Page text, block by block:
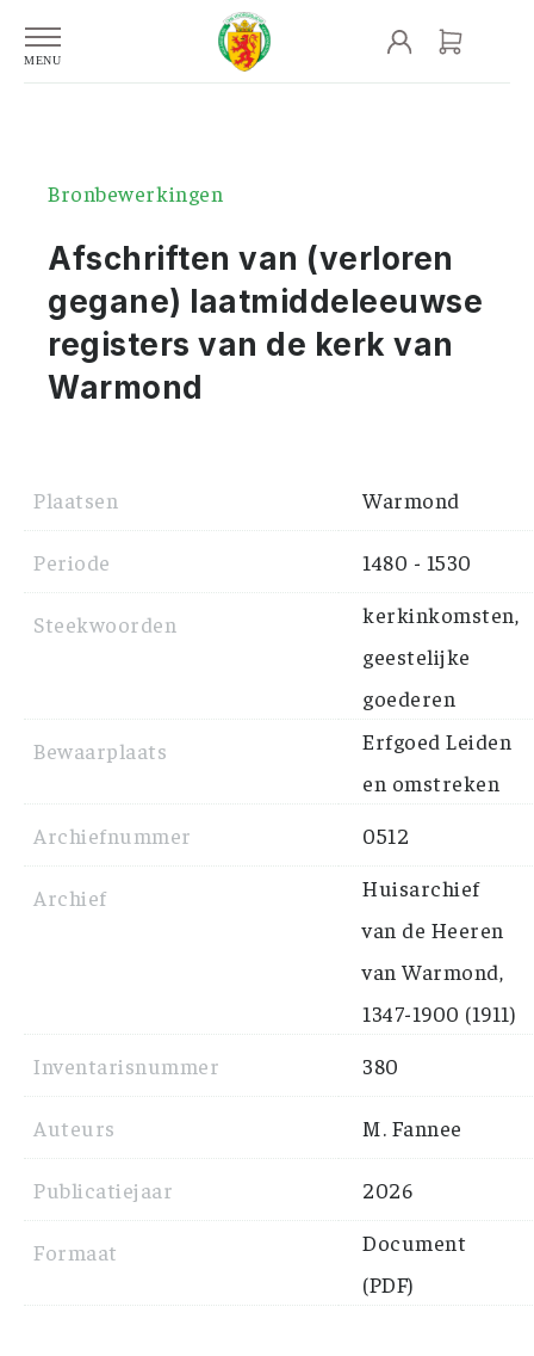
Bronbewerkingen
Afschriften van (verloren
gegane) laatmiddeleeuwse
registers van de kerk van
Warmond
Plaatsen Warmond
Periode 1480 - 1530
Steekwoorden
kerkinkomsten,
geestelijke
goederen
Bewaarplaats
Erfgoed Leiden
en omstreken
Archiefnummer
0512
Archief
Huisarchief
van de Heeren
van Warmond,
1347-1900 (1911)
Inventarisnummer
380
Auteurs M. Fannee
Publicatiejaar 2026
Formaat
Document
(PDF)